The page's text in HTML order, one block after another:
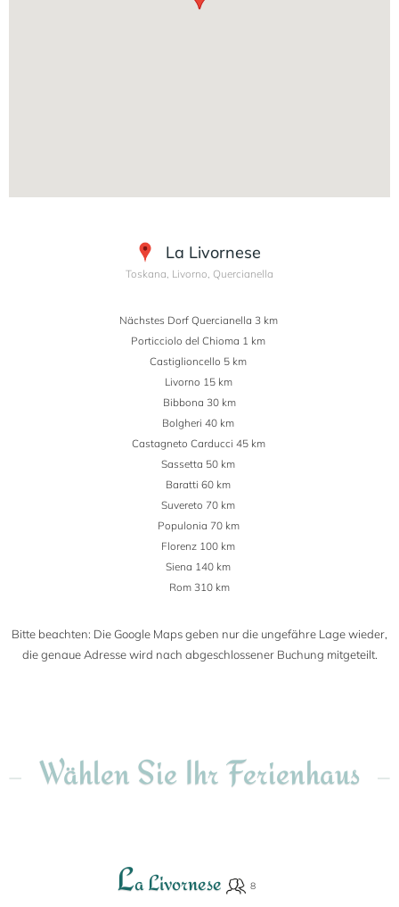
La Livornese
Toskana, Livorno, Quercianella
Nächstes Dorf Quercianella 3 km
Porticciolo del Chioma 1 km
Castiglioncello 5 km
Livorno 15 km
Bibbona 30 km
Bolgheri 40 km
Castagneto Carducci 45 km
Sassetta 50 km
Baratti 60 km
Suvereto 70 km
Populonia 70 km
Florenz 100 km
Siena 140 km
Rom 310 km
Bitte beachten: Die Google Maps geben nur die ungefähre Lage wieder,
die genaue Adresse wird nach abgeschlossener Buchung mitgeteilt.
Wählen Sie Ihr Ferienhaus
La Livornese